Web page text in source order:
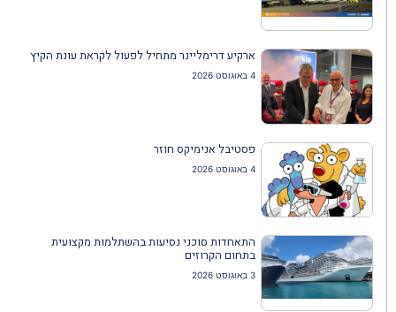
ארקיע דרימליינר מתחיל לפעול לקראת עונת הקיץ
4 באוגוסט 2026
פסטיבל אנימיקס חוזר
4 באוגוסט 2026
התאחדות סוכני נסיעות בהשתלמות מקצועית
בתחום הקרוזים
3 באוגוסט 2026